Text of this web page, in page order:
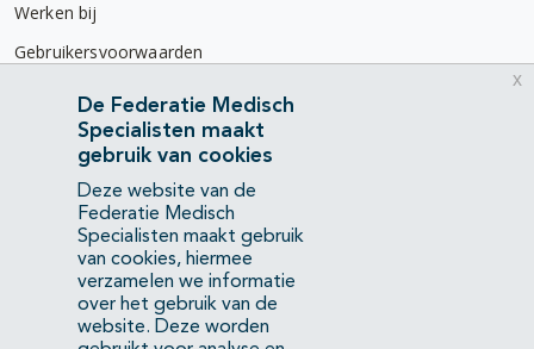
Werken bij
Gebruikersvoorwaarden
Privacyverklaring
Contact
Mercatorlaan 1200
3528 BL Utrecht
(088) 505 34 34
info@richtlijnendatabase.nl
De Federatie Medisch
Specialisten maakt
gebruik van cookies
Deze website van de
Federatie Medisch
Specialisten maakt gebruik
van cookies, hiermee
verzamelen we informatie
over het gebruik van de
website. Deze worden
x